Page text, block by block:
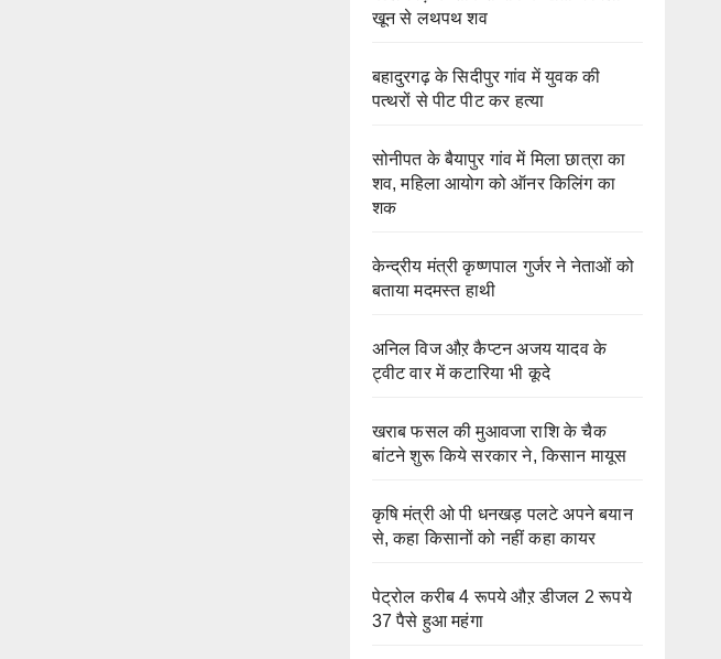
खून से लथपथ शव
बहादुरगढ़ के सिदीपुर गांव में युवक की
पत्थरों से पीट पीट कर हत्या
सोनीपत के बैयापुर गांव में मिला छात्रा का
शव, महिला आयोग को ऑनर किलिंग का
शक
केन्द्रीय मंत्री कृष्णपाल गुर्जर ने नेताओं को
बताया मदमस्त हाथी
अनिल विज औऱ कैप्टन अजय यादव के
ट्वीट वार में कटारिया भी कूदे
खराब फसल की मुआवजा राशि के चैक
बांटने शुरू किये सरकार ने, किसान मायूस
कृषि मंत्री ओ पी धनखड़ पलटे अपने बयान
से, कहा किसानों को नहीं कहा कायर
पेट्रोल करीब 4 रूपये औऱ डीजल 2 रूपये
37 पैसे हुआ महंगा